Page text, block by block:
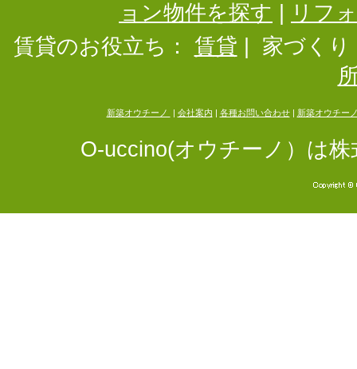
ョン物件を探す
リフ
賃貸のお役立ち：
賃貸
家づくり
新築オウチーノ 会社案内 各種お問い合わせ| 新築オウチー
O-uccino(オウチーノ）は